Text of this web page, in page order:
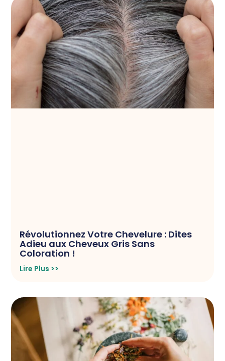
Révolutionnez Votre Chevelure : Dites
Adieu aux Cheveux Gris Sans
Coloration !
Lire Plus >>